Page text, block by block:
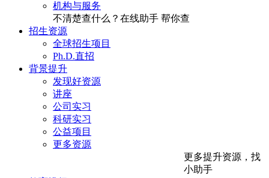
机构与服务
不清楚查什么？在线助手 帮你查
招生资源
全球招生项目
Ph.D.直招
背景提升
发现好资源
讲座
公司实习
科研实习
公益项目
更多资源
更多提升资源，找
小助手